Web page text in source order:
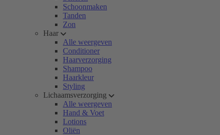
Schoonmaken
Tanden
Zon
Haar
Alle weergeven
Conditioner
Haarverzorging
Shampoo
Haarkleur
Styling
Lichaamsverzorging
Alle weergeven
Hand & Voet
Lotions
Oliën